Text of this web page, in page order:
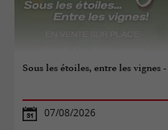
Sous les étoiles, entre les vignes
07/08/2026